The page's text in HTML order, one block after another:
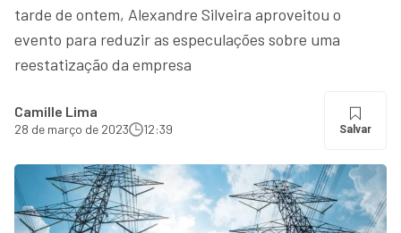
tarde de ontem, Alexandre Silveira aproveitou o
evento para reduzir as especulações sobre uma
reestatização da empresa
Camille Lima
28 de março de 2023 12:39 Salvar